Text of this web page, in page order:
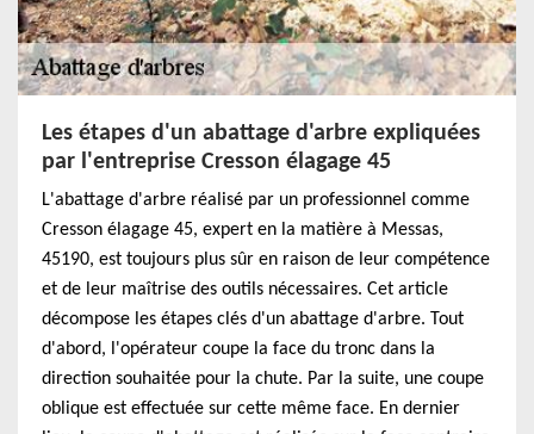
Les étapes d'un abattage d'arbre expliquées
par l'entreprise Cresson élagage 45
L'abattage d'arbre réalisé par un professionnel comme
Cresson élagage 45, expert en la matière à Messas,
45190, est toujours plus sûr en raison de leur compétence
et de leur maîtrise des outils nécessaires. Cet article
décompose les étapes clés d'un abattage d'arbre. Tout
d'abord, l'opérateur coupe la face du tronc dans la
direction souhaitée pour la chute. Par la suite, une coupe
oblique est effectuée sur cette même face. En dernier